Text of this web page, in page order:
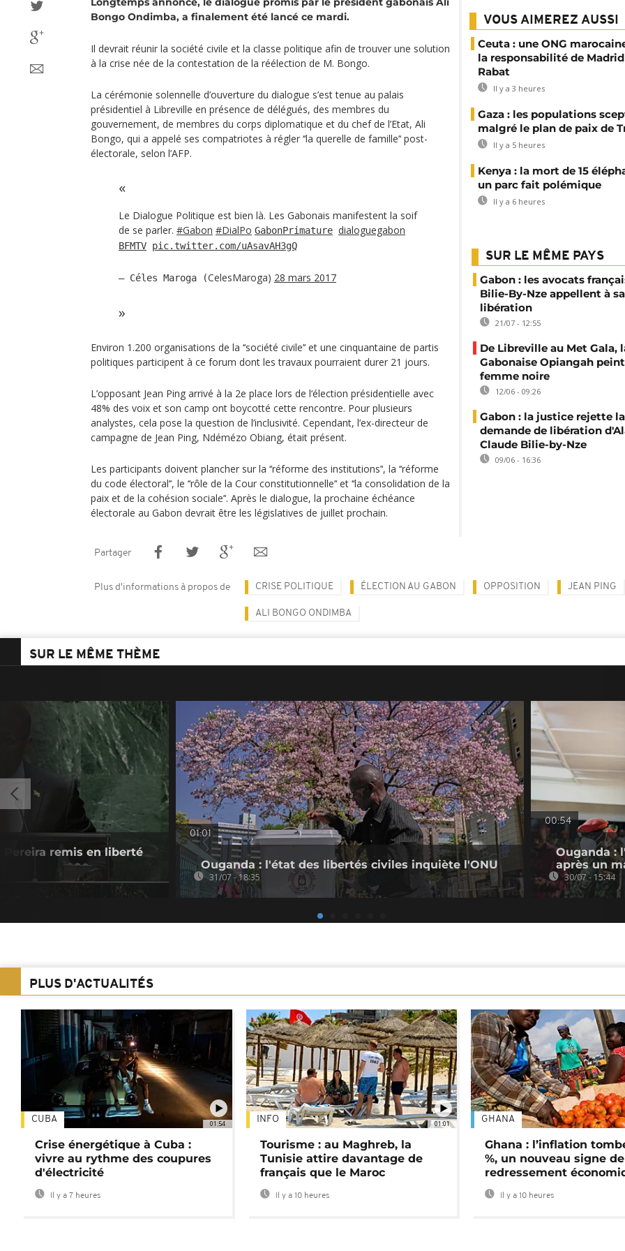
Bongo Ondimba, a finalement été lancé ce mardi.
Il devrait réunir la société civile et la classe politique afin de trouver une solution
à la crise née de la contestation de la réélection de M. Bongo.
La cérémonie solennelle d’ouverture du dialogue s’est tenue au palais
présidentiel à Libreville en présence de délégués, des membres du
gouvernement, de membres du corps diplomatique et du chef de l’Etat, Ali
Bongo, qui a appelé ses compatriotes à régler ‘‘la querelle de famille’‘ post-
électorale, selon l’AFP.
Le Dialogue Politique est bien là. Les Gabonais manifestent la soif
de se parler. #Gabon #DialPo GabonPrimature dialoguegabon
BFMTV pic.twitter.com/uAsavAH3gQ
— Céles Maroga (CelesMaroga) 28 mars 2017
Environ 1.200 organisations de la ‘‘société civile’‘ et une cinquantaine de partis
politiques participent à ce forum dont les travaux pourraient durer 21 jours.
L’opposant Jean Ping arrivé à la 2e place lors de l‘élection présidentielle avec
48% des voix et son camp ont boycotté cette rencontre. Pour plusieurs
analystes, cela pose la question de l’inclusivité. Cependant, l’ex-directeur de
campagne de Jean Ping, Ndémézo Obiang, était présent.
Les participants doivent plancher sur la ‘‘réforme des institutions’‘, la ‘‘réforme
du code électoral’‘, le ‘‘rôle de la Cour constitutionnelle’‘ et ‘‘la consolidation de la
paix et de la cohésion sociale’‘. Après le dialogue, la prochaine échéance
électorale au Gabon devrait être les législatives de juillet prochain.
VOUS AIMEREZ AUSSI
Ceuta : une ONG
la responsabilité de
Rabat
Il y a 3 heures
Gaza : les populations
malgré le plan de paix de
Il y a 5 heures
Kenya : la mort de 15
un parc fait polémique
Il y a 6 heures
SUR LE MÊME PAYS
Gabon : les avocats
Bilie-By-Nze appellent à sa
libération
21/07 - 12:55
De Libreville au Met Gala,
Gabonaise Opiangah
femme noire
12/06 - 09:26
Gabon : la justice rejette la
demande de libération
Claude Bilie-by-Nze
09/06 - 16:36
Partager
Plus d'informations à propos de CRISE POLITIQUE ÉLECTION AU GABON OPPOSITION JEAN PING
ALI BONGO ONDIMBA
SUR LE MÊME THÈME
Pereira remis en liberté
01:01
Ouganda : l'état des libertés civiles inquiète l'ONU
31/07 - 18:35
00:54
Ouganda :
après un
30/07 - 15:44
PLUS D'ACTUALITÉS
01:54
CUBA
Crise énergétique à Cuba :
vivre au rythme des coupures
d'électricité
Il y a 7 heures
01:01
INFO
Tourisme : au Maghreb, la
Tunisie attire davantage de
français que le Maroc
Il y a 10 heures
GHANA
Ghana : l’inflation
%, un nouveau signe de
redressement
Il y a 10 heures